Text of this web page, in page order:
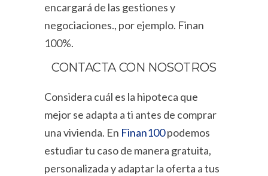
encargará de las gestiones y
negociaciones., por ejemplo. Finan
100%.
CONTACTA CON NOSOTROS
Considera cuál es la hipoteca que
mejor se adapta a ti antes de comprar
una vivienda. En Finan100podemos
estudiar tu caso de manera gratuita,
personalizada y adaptar la oferta a tus